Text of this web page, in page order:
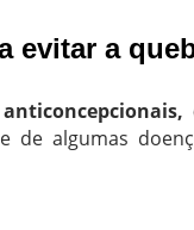
evitar a
algumas